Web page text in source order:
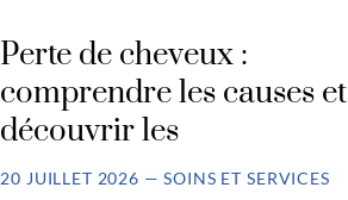
Perte de cheveux :
comprendre les causes et
découvrir les
20 JUILLET 2026 — SOINS ET SERVICES